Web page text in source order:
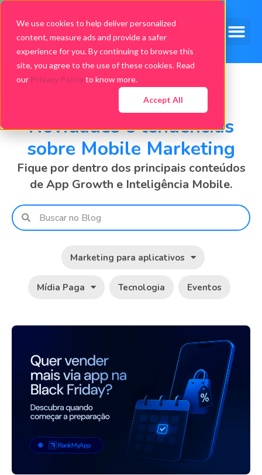
We use cookies to help deliver personalized
content, measure ads and provide a safer
experience for you. By continuing to browse this
site, you agree to the use of these cookies. Read
our Privacy Policyto know more.
Accept All
Novidades e tendências
sobre Mobile Marketing
Fique por dentro dos principais conteúdos
de App Growth e Inteligência Mobile.
Marketing para aplicativos
Mídia Paga Tecnologia Eventos